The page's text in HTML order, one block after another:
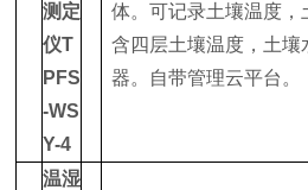
测定
仪T
PFS
-WS
Y-4
体。可记录土壤温度，
含四层土壤温度，土
器。自带管理云平台。
温湿